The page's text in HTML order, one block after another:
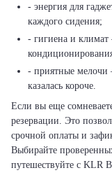
- энергия для
каждого сидения;
- гигиена и климат
- приятные мелочи
казалась короче.
Если вы еще
резервации. Это
срочной оплаты и
Выбирайте
путешествуйте с KLR